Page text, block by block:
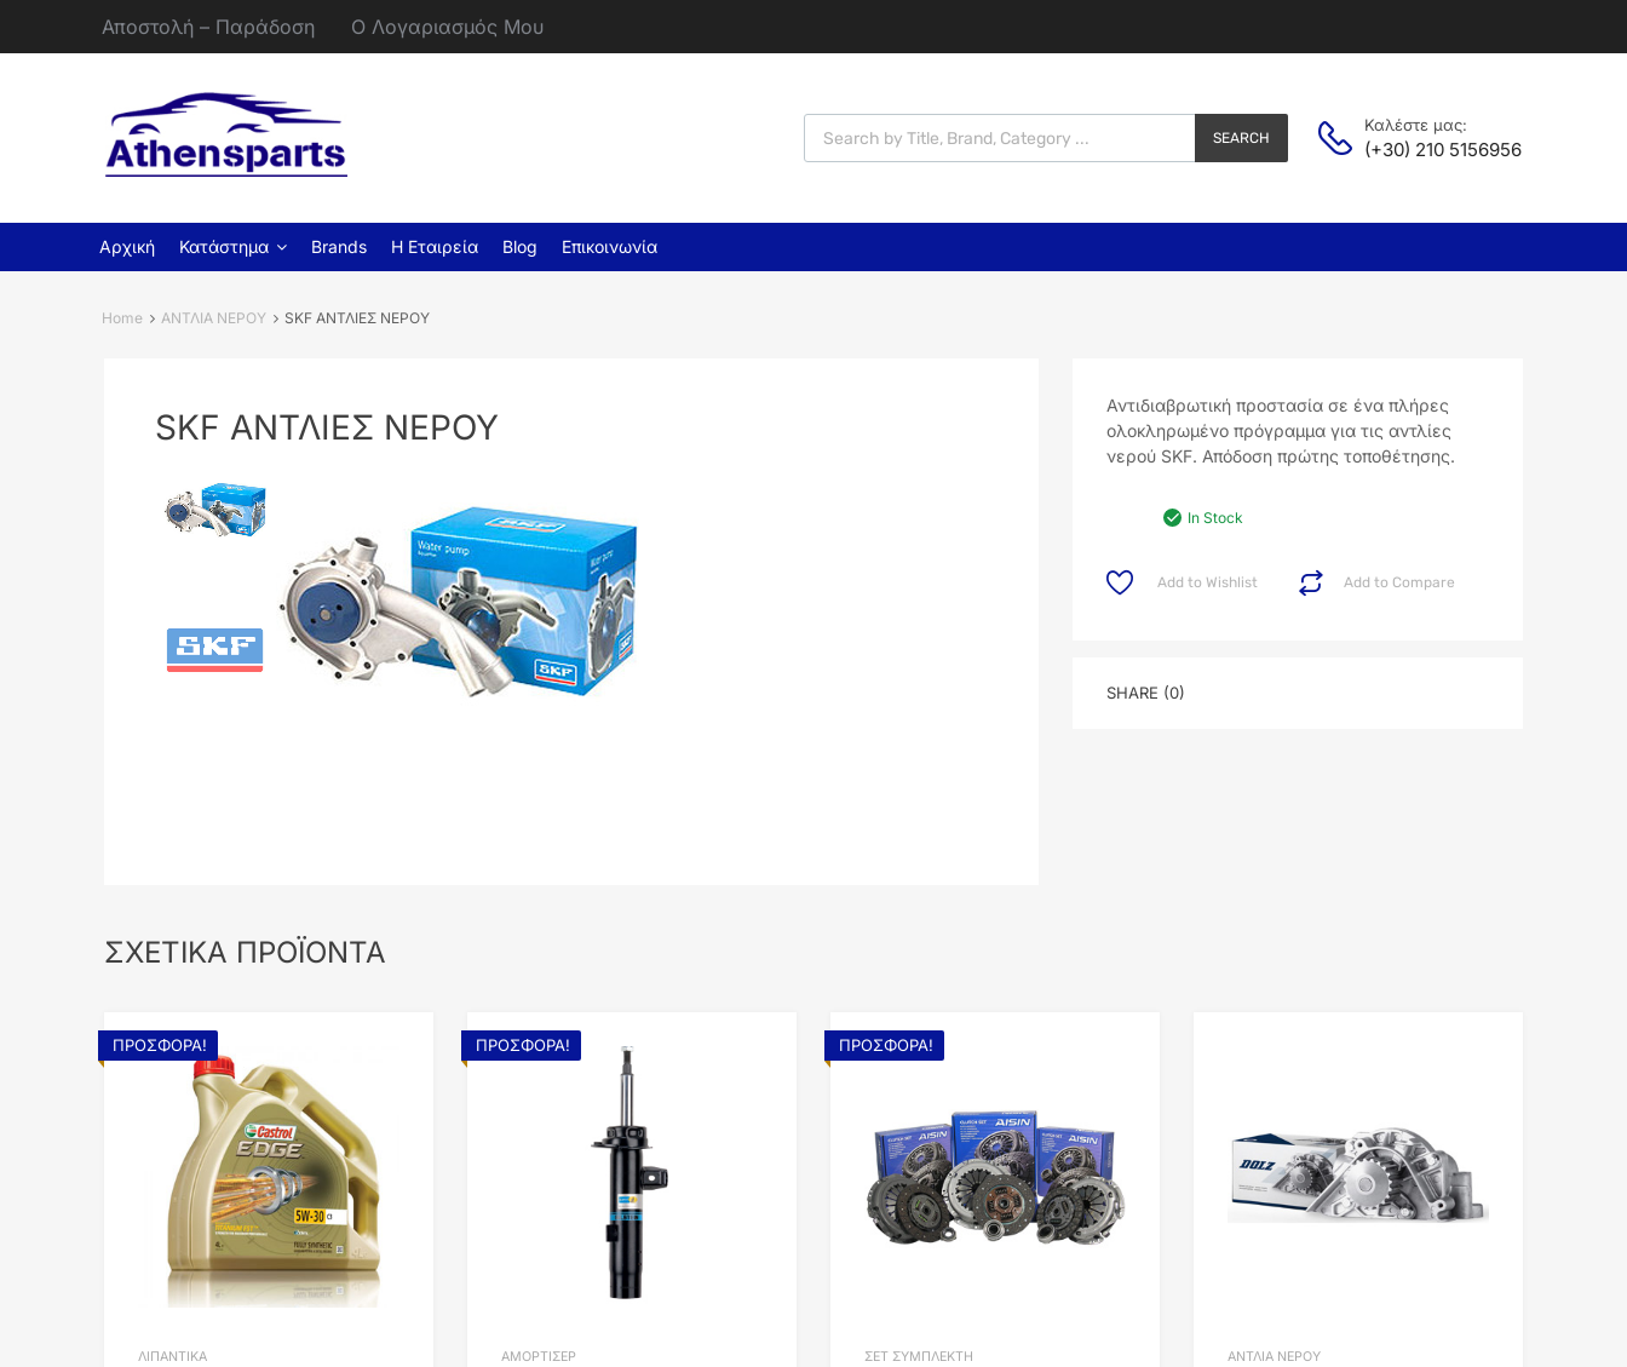
Αποστολή – Παράδοση Ο Λογαριασμός Μου
SEARCH
Καλέστε μας:
(+30) 210 5156956
Αρχική Κατάστημα Brands Η Εταιρεία Blog Επικοινωνία
Home ΑΝΤΛΙΑ ΝΕΡΟΥ SKF ΑΝΤΛΙΕΣ ΝΕΡΟΥ
SKF ΑΝΤΛΙΕΣ ΝΕΡΟΥ
Αντιδιαβρωτική προστασία σε ένα πλήρες
ολοκληρωμένο πρόγραμμα για τις αντλίες
νερού SKF. Απόδοση πρώτης τοποθέτησης.
In Stock
Add to Compare
Add to Wishlist
SHARE (0)
ΣΧΕΤΙΚΆ ΠΡΟΪΌΝΤΑ
ΠΡΟΣΦΟΡΆ!
Add to Wishlist
ΛΙΠΑΝΤΙΚΑ
ΠΡΟΣΦΟΡΆ!
Add to Wishlist
ΑΜΟΡΤΙΣΕΡ
ΠΡΟΣΦΟΡΆ!
ΣΕΤ ΣΥΜΠΛΕΚΤΗ ΑΝΤΛΙΑ ΝΕΡΟΥ